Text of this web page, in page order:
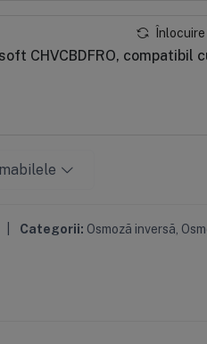
Înlocuire
CHVCBDFRO, compatibil
Categorii: Osmoză inversă